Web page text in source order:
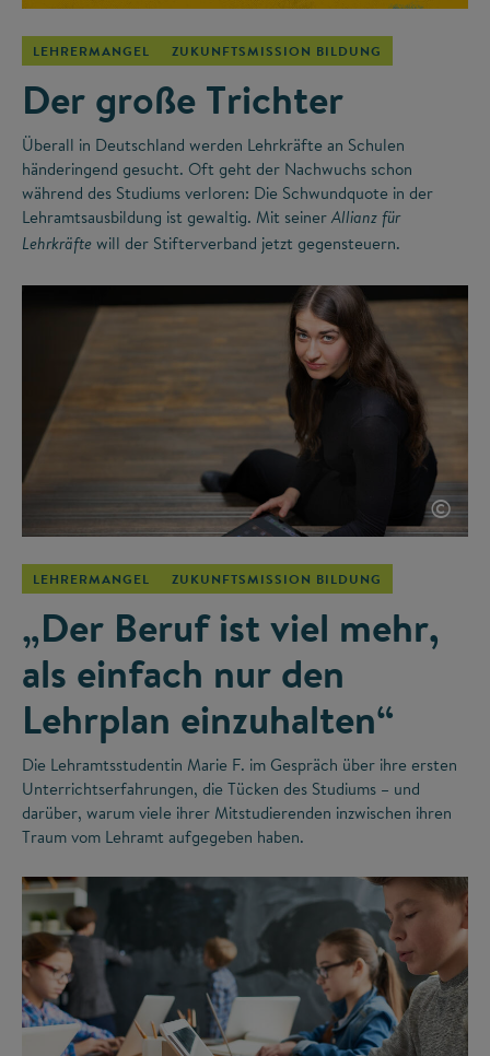
LEHRERMANGEL ZUKUNFTSMISSION BILDUNG
Der große Trichter
Überall in Deutschland werden Lehrkräfte an Schulen
händeringend gesucht. Oft geht der Nachwuchs schon
während des Studiums verloren: Die Schwundquote in der
Lehramtsausbildung ist gewaltig. Mit seiner Allianz für
Lehrkräfte will der Stifterverband jetzt gegensteuern.
©
LEHRERMANGEL ZUKUNFTSMISSION BILDUNG
„Der Beruf ist viel mehr,
als einfach nur den
Lehrplan einzuhalten“
Die Lehramtsstudentin Marie F. im Gespräch über ihre ersten
Unterrichtserfahrungen, die Tücken des Studiums – und
darüber, warum viele ihrer Mitstudierenden inzwischen ihren
Traum vom Lehramt aufgegeben haben.